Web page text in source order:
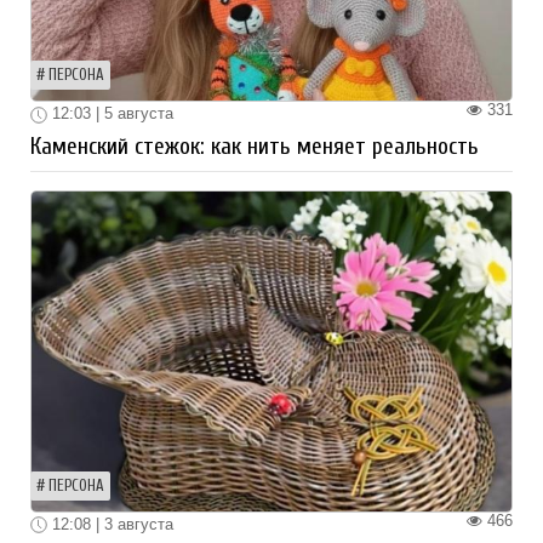
ПЕРСОНА
331
12:03 | 5 августа
Каменский стежок: как нить меняет реальность
ПЕРСОНА
466
12:08 | 3 августа